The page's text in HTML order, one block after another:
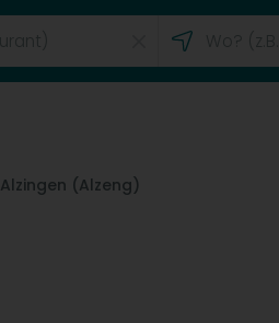
Alzingen (Alzeng)